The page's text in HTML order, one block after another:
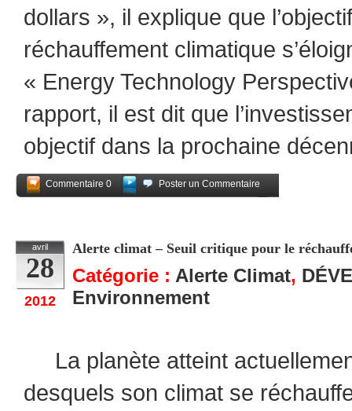
dollars », il explique que
réchauffement climatique
« Energy Technology
rapport, il est dit que
objectif dans la prochaine
Commentaire 0
Poster un Commentaire
avril
28
2012
Alerte climat – Seuil critique pour le
Catégorie : Alerte Climat,
Environnement
La planète atteint
desquels son climat se